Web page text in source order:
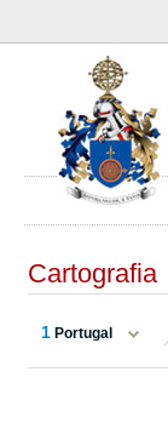
Cartografia
1 Portugal